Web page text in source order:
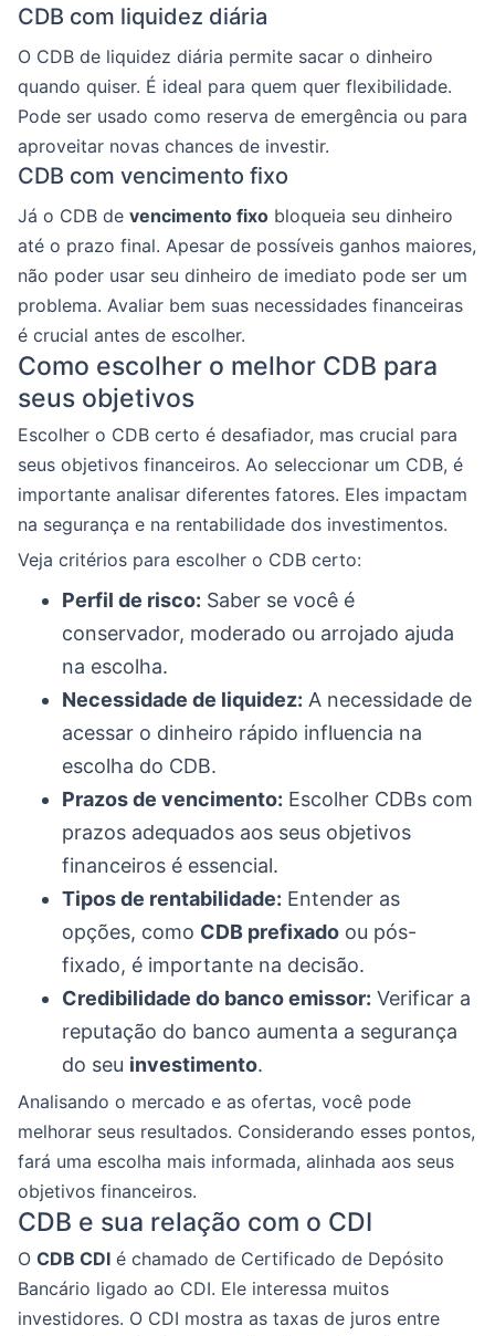
CDB com liquidez diária
O CDB de liquidez diária permite sacar o dinheiro
quando quiser. É ideal para quem quer flexibilidade.
Pode ser usado como reserva de emergência ou para
aproveitar novas chances de investir.
CDB com vencimento fixo
Já o CDB de vencimento fixo bloqueia seu dinheiro
até o prazo final. Apesar de possíveis ganhos maiores,
não poder usar seu dinheiro de imediato pode ser um
problema. Avaliar bem suas necessidades financeiras
é crucial antes de escolher.
Como escolher o melhor CDB para
seus objetivos
Escolher o CDB certo é desafiador, mas crucial para
seus objetivos financeiros. Ao seleccionar um CDB, é
importante analisar diferentes fatores. Eles impactam
na segurança e na rentabilidade dos investimentos.
Veja critérios para escolher o CDB certo:
Perfil de risco: Saber se você é
conservador, moderado ou arrojado ajuda
na escolha.
Necessidade de liquidez: A necessidade de
acessar o dinheiro rápido influencia na
escolha do CDB.
Prazos de vencimento: Escolher CDBs com
prazos adequados aos seus objetivos
financeiros é essencial.
Tipos de rentabilidade: Entender as
opções, como CDB prefixado ou pós-
fixado, é importante na decisão.
Credibilidade do banco emissor: Verificar a
reputação do banco aumenta a segurança
do seu investimento.
Analisando o mercado e as ofertas, você pode
melhorar seus resultados. Considerando esses pontos,
fará uma escolha mais informada, alinhada aos seus
objetivos financeiros.
CDB e sua relação com o CDI
O CDB CDI é chamado de Certificado de Depósito
Bancário ligado ao CDI. Ele interessa muitos
investidores. O CDI mostra as taxas de juros entre